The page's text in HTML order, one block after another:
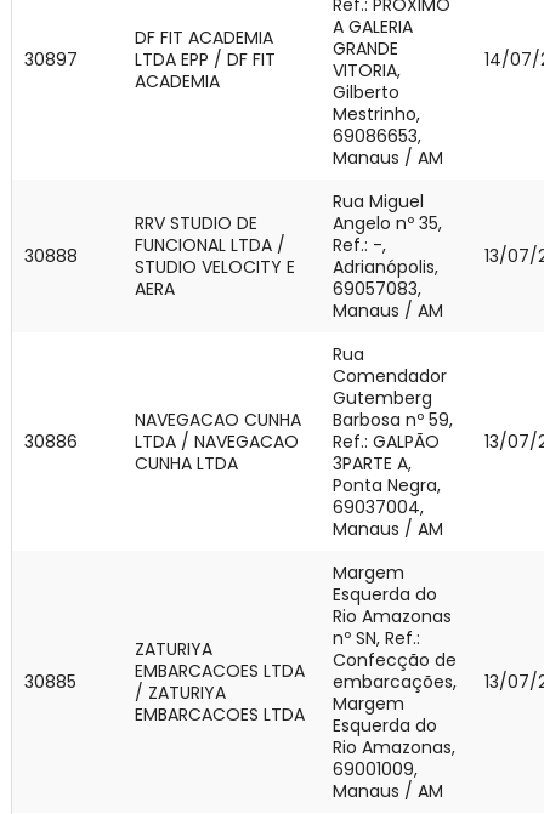
30897
DF FIT ACADEMIA
LTDA EPP / DF FIT
ACADEMIA
Ref.: PROXIMO
A GALERIA
GRANDE
VITORIA,
Gilberto
Mestrinho,
69086653,
Manaus / AM
14/07/
30888
RRV STUDIO DE
FUNCIONAL LTDA /
STUDIO VELOCITY E
AERA
Rua Miguel
Angelo nº 35,
Ref.: -,
Adrianópolis,
69057083,
Manaus / AM
13/07/
30886
NAVEGACAO CUNHA
LTDA / NAVEGACAO
CUNHA LTDA
Rua
Comendador
Gutemberg
Barbosa nº 59,
Ref.: GALPÃO
3PARTE A,
Ponta Negra,
69037004,
Manaus / AM
13/07/
30885
ZATURIYA
EMBARCACOES LTDA
/ ZATURIYA
EMBARCACOES LTDA
Margem
Esquerda do
Rio Amazonas
nº SN, Ref.:
Confecção de
embarcações,
Margem
Esquerda do
Rio Amazonas,
69001009,
Manaus / AM
13/07/